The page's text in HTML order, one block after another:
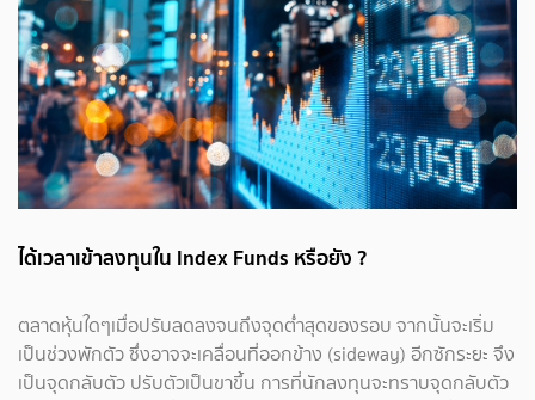
ได้เวลาเข้าลงทุนใน Index Funds หรือยัง ?
ตลาดหุ้นใดๆเมื่อปรับลดลงจนถึงจุดต่ำสุดของรอบ จากนั้นจะเริ่ม
เป็นช่วงพักตัว ซึ่งอาจจะเคลื่อนที่ออกข้าง (sideway) อีกซักระยะ จึง
เป็นจุดกลับตัว ปรับตัวเป็นขาขึ้น การที่นักลงทุนจะทราบจุดกลับตัว